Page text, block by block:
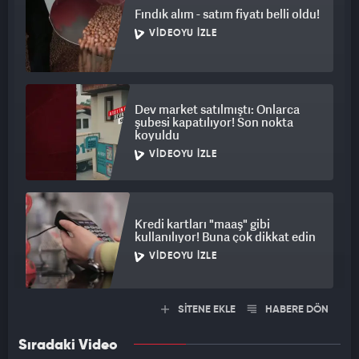
Fındık alım - satım fiyatı belli oldu!
VIDEOYU İZLE
Dev market satılmıştı: Onlarca
şubesi kapatılıyor! Son nokta
koyuldu
VIDEOYU İZLE
Kredi kartları "maaş" gibi
kullanılıyor! Buna çok dikkat edin
VIDEOYU İZLE
SİTENE EKLE HABERE DÖN
Sıradaki Video